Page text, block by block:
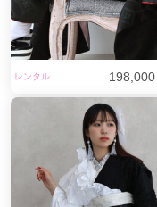
レンタル 198,000